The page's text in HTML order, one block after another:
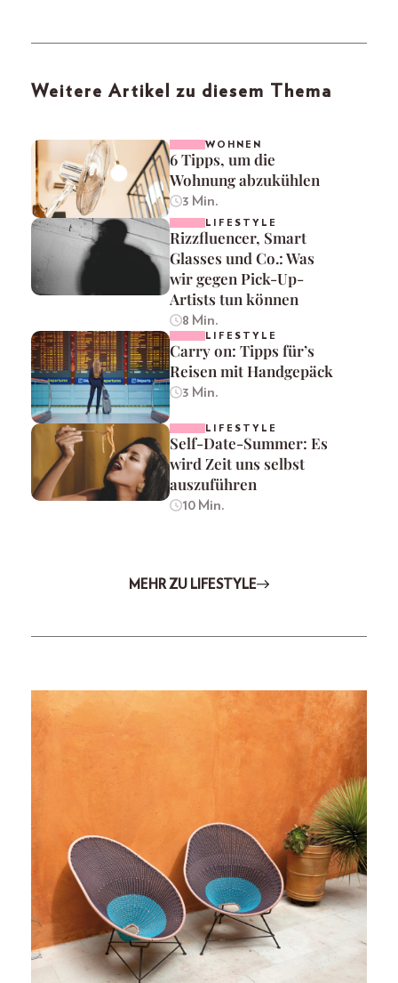
Weitere Artikel zu diesem Thema
WOHNEN
6 Tipps, um die
Wohnung abzukühlen
3 Min.
LIFESTYLE
Rizzfluencer, Smart
Glasses und Co.: Was
wir gegen Pick-Up-
Artists tun können
8 Min.
LIFESTYLE
Carry on: Tipps für’s
Reisen mit Handgepäck
3 Min.
LIFESTYLE
Self-Date-Summer: Es
wird Zeit uns selbst
auszuführen
10 Min.
MEHR ZU LIFESTYLE